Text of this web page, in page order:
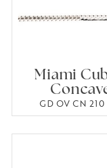
Miami
GD OV CN